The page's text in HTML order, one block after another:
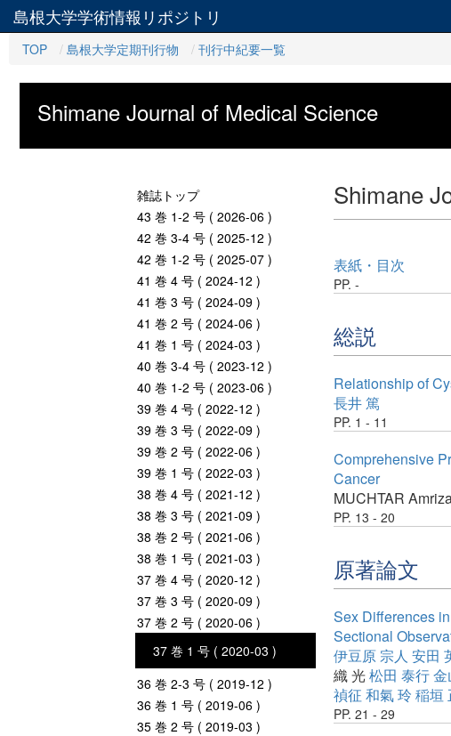
島根大学学術情報リポジトリ
TOP
島根大学定期刊行物 刊行中紀要一覧
Shimane Journal of Medical Science
雑誌トップ
43 巻 1-2 号 ( 2026-06 )
42 巻 3-4 号 ( 2025-12 )
42 巻 1-2 号 ( 2025-07 )
41 巻 4 号 ( 2024-12 )
41 巻 3 号 ( 2024-09 )
41 巻 2 号 ( 2024-06 )
41 巻 1 号 ( 2024-03 )
40 巻 3-4 号 ( 2023-12 )
40 巻 1-2 号 ( 2023-06 )
39 巻 4 号 ( 2022-12 )
39 巻 3 号 ( 2022-09 )
39 巻 2 号 ( 2022-06 )
39 巻 1 号 ( 2022-03 )
38 巻 4 号 ( 2021-12 )
38 巻 3 号 ( 2021-09 )
38 巻 2 号 ( 2021-06 )
38 巻 1 号 ( 2021-03 )
37 巻 4 号 ( 2020-12 )
37 巻 3 号 ( 2020-09 )
37 巻 2 号 ( 2020-06 )
37 巻 1 号 ( 2020-03 )
36 巻 2-3 号 ( 2019-12 )
36 巻 1 号 ( 2019-06 )
35 巻 2 号 ( 2019-03 )
Shimane
表紙・目次
PP. -
総説
Relationship of
長井 篤
PP. 1 - 11
Comprehensive
Cancer
MUCHTAR
PP. 13 - 20
原著論文
Sex Differences
Sectional
伊豆原 宗人 安田
織 光松田 泰行金
禎征 和氣 玲 稲垣
PP. 21 - 29